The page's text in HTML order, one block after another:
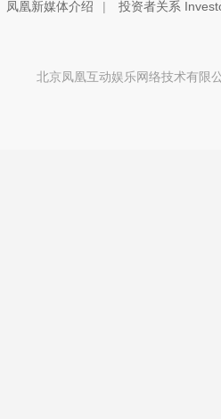
凤凰新媒体介绍 | 投资者关系
北京凤凰互动娱乐网络技术有限